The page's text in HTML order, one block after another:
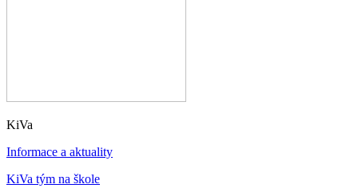
KiVa
Informace a aktuality
KiVa tým na škole